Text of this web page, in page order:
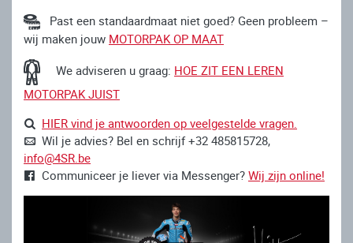
Past een standaardmaat niet goed? Geen probleem –
wij maken jouw MOTORPAK OP MAAT
We adviseren u graag: HOE ZIT EEN LEREN
MOTORPAK JUIST
HIER vind je antwoorden op veelgestelde vragen.
Wil je advies? Bel en schrijf +32 485815728,
info@4SR.be
Communiceer je liever via Messenger? Wij zijn online!